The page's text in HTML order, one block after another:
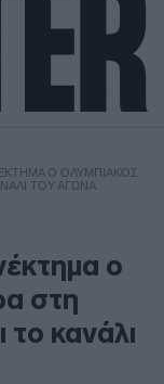
Ο ΟΛΥΜΠΙΑΚΌΣ
ΤΟΥ ΑΓΏΝΑ
ο
στη
κανάλι